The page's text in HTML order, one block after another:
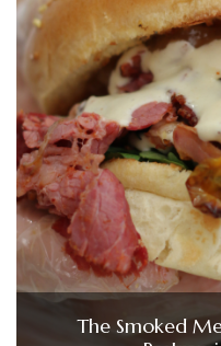
The Smoked